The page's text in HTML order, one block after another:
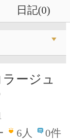
日記(0)
ージュ
6人 0件